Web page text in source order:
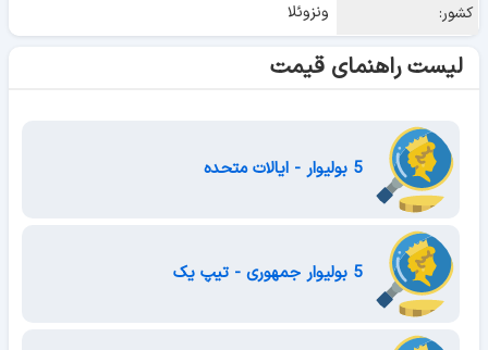
کشور:
ونزوئلا
لیست راهنمای قیمت
5 بولیوار - ایالات متحده
5 بولیوار جمهوری - تیپ یک